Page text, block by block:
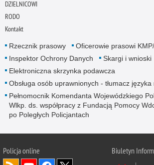
DZIELNICOWI
RODO
Kontakt
Rzecznik prasowy
Oficerowie prasowi
Inspektor Ochrony Danych
Skargi i wnioski
Elektroniczna skrzynka podawcza
Obsługa osób uprawnionych - tłumacz
Pełnomocnik Komendanta Wojewódzkiego
Wlkp. ds. współpracy z Fundacją Pomocy
po Poległych Policjantach
Policja online
Biuletyn